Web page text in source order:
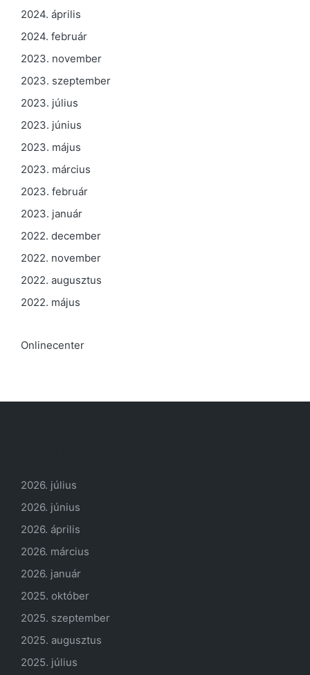
2024. április
2024. február
2023. november
2023. szeptember
2023. július
2023. június
2023. május
2023. március
2023. február
2023. január
2022. december
2022. november
2022. augusztus
2022. május
Onlinecenter
2026. július
2026. június
2026. április
2026. március
2026. január
2025. október
2025. szeptember
2025. augusztus
2025. július